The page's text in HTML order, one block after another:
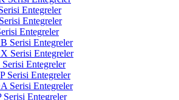
Entegreler
Entegreler
Entegreler
Serisi Entegreler
Serisi Entegreler
Entegreler
Serisi Entegreler
Serisi Entegreler
Serisi Entegreler